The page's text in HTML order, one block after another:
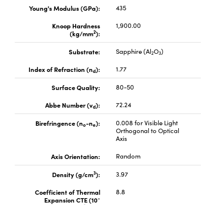
Components | SCHOTT 光
Young's Modulus (GPa):
435
Knoop Hardness
(kg/mm2):
1,900.00
Substrate: Sapphire (Al2O3)
Index of Refraction (nd): 1.77
Surface Quality:
80-50
Abbe Number (vd): 72.24
Birefringence (no-ne):
0.008 for Visible Light
Orthogonal to Optical
Axis
Axis Orientation:
Random
Density (g/cm3):
3.97
Coefficient of Thermal
Expansion CTE (10-
8.8